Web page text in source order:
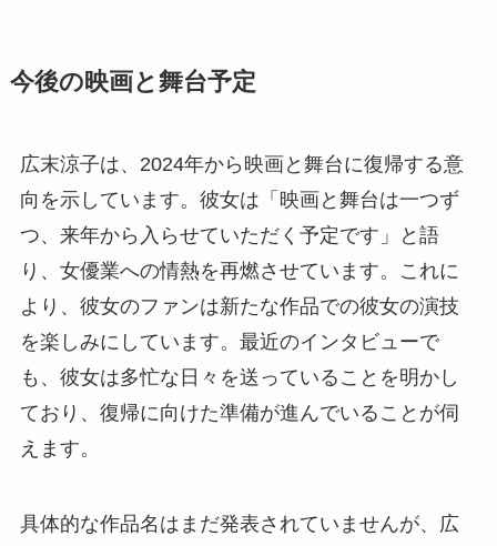
今後の映画と舞台予定
広末涼子は、2024年から映画と舞台に復帰する意
向を示しています。彼女は「映画と舞台は一つず
つ、来年から入らせていただく予定です」と語
り、女優業への情熱を再燃させています。これに
より、彼女のファンは新たな作品での彼女の演技
を楽しみにしています。最近のインタビューで
も、彼女は多忙な日々を送っていることを明かし
ており、復帰に向けた準備が進んでいることが伺
えます。
具体的な作品名はまだ発表されていませんが、広